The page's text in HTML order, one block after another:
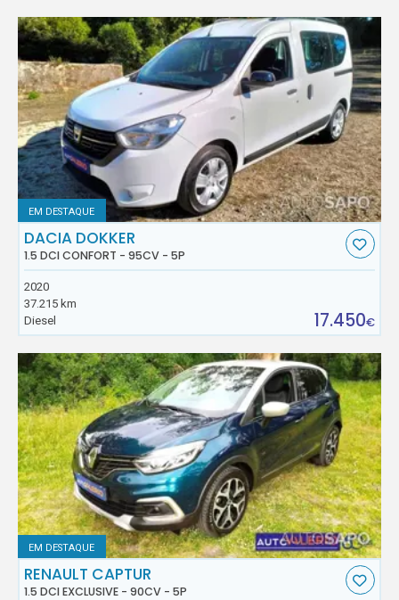
EM DESTAQUE
DACIA DOKKER
1.5 DCI CONFORT - 95CV - 5P
2020
37.215 km
Diesel
17.450€
EM DESTAQUE
RENAULT CAPTUR
1.5 DCI EXCLUSIVE - 90CV - 5P